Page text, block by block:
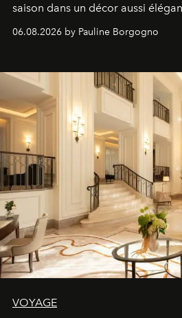
saison dans un décor aussi
06.08.2026 by Pauline Borgogno
VOYAGE